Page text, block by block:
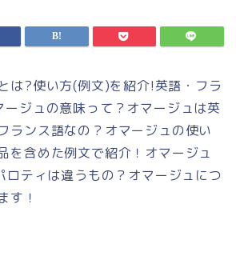
は?使い方(例文)を紹介!英語・フラ
ージュの意味って？オマージュは英
ランス語なの？オマージュの使い
を含めた例文で紹介！オマージュ
ロティは違うもの？オマージュにつ
す！